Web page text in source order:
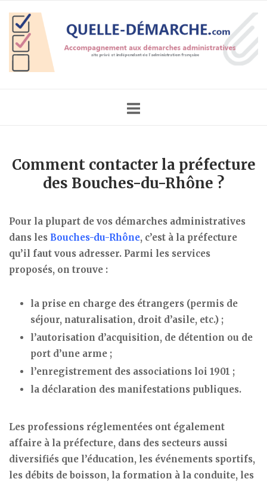
content
Home
Comment contacter la préfecture
des Bouches-du-Rhône ?
Pour la plupart de vos démarches administratives
dans les Bouches-du-Rhône, c’est à la préfecture
qu’il faut vous adresser. Parmi les services
proposés, on trouve :
la prise en charge des étrangers (permis de
séjour, naturalisation, droit d’asile, etc.) ;
l’autorisation d’acquisition, de détention ou de
port d’une arme ;
l’enregistrement des associations loi 1901 ;
la déclaration des manifestations publiques.
Les professions réglementées ont également
affaire à la préfecture, dans des secteurs aussi
diversifiés que l’éducation, les événements sportifs,
les débits de boisson, la formation à la conduite, les